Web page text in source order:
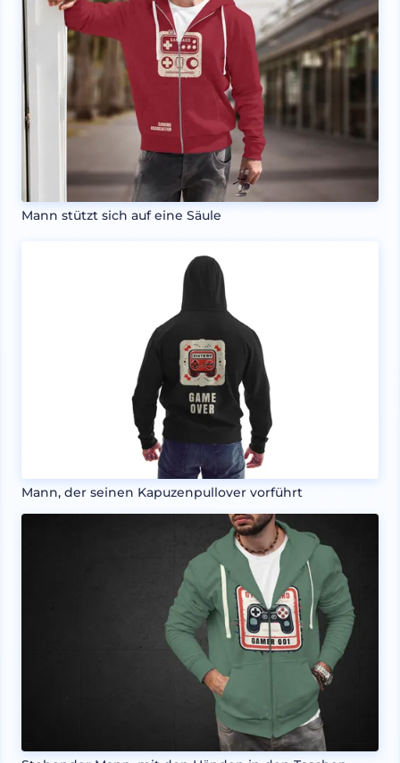
Mann stützt sich auf eine Säule
Mann, der seinen Kapuzenpullover vorführt